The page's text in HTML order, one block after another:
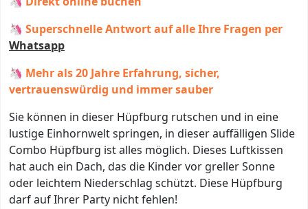
🦄 Superschnelle Antwort auf alle Ihre Fragen per
Whatsapp
🦄 Mehr als 20 Jahre Erfahrung, sicher,
vertrauenswürdig und immer sauber
Sie können in dieser Hüpfburg rutschen und in eine
lustige Einhornwelt springen, in dieser auffälligen Slide
Combo Hüpfburg ist alles möglich. Dieses Luftkissen
hat auch ein Dach, das die Kinder vor greller Sonne
oder leichtem Niederschlag schützt. Diese Hüpfburg
darf auf Ihrer Party nicht fehlen!